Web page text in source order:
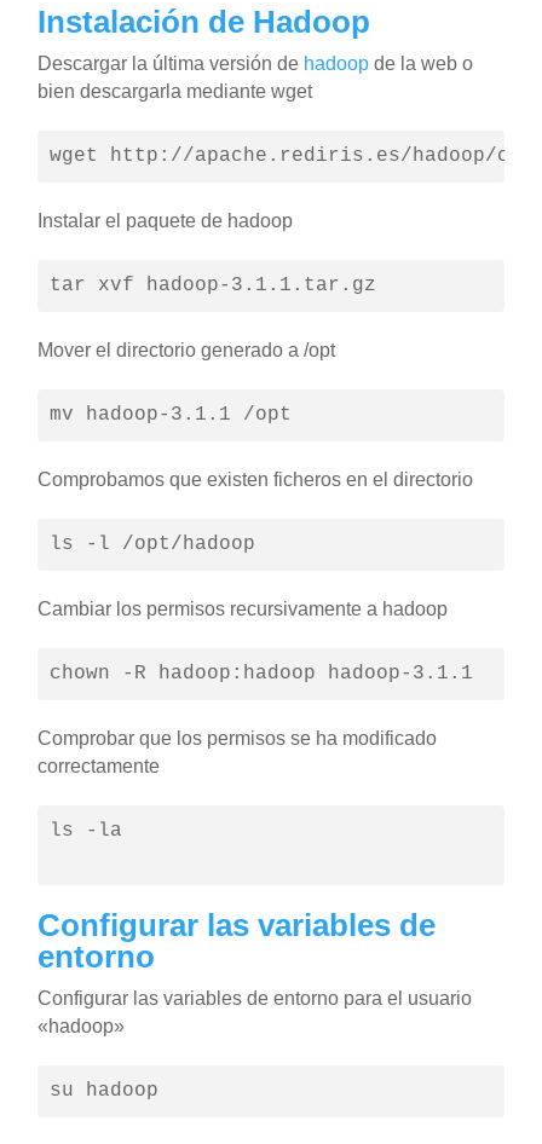
Instalación de Hadoop
Descargar la última versión de hadoop de la web o
bien descargarla mediante wget
wget http://apache.rediris.es/hadoop/
Instalar el paquete de hadoop
tar xvf hadoop-3.1.1.tar.gz
Mover el directorio generado a /opt
mv hadoop-3.1.1 /opt
Comprobamos que existen ficheros en el directorio
ls -l /opt/hadoop
Cambiar los permisos recursivamente a hadoop
chown -R hadoop:hadoop hadoop-3.1.1
Comprobar que los permisos se ha modificado
correctamente
ls -la
Configurar las variables de
entorno
Configurar las variables de entorno para el usuario
«hadoop»
su hadoop